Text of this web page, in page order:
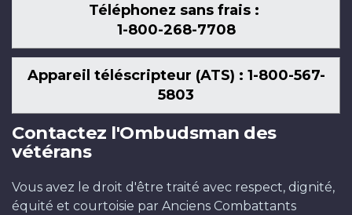
Téléphonez sans frais :
1-800-268-7708
Appareil téléscripteur (ATS) : 1-800-567-
5803
Contactez l'Ombudsman des
vétérans
Vous avez le droit d'être traité avec respect, dignité,
équité et courtoisie par Anciens Combattants